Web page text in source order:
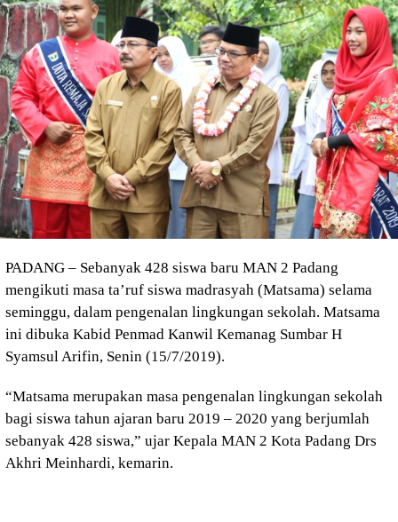
PADANG – Sebanyak 428 siswa baru MAN 2 Padang
mengikuti masa ta’ruf siswa madrasyah (Matsama) selama
seminggu, dalam pengenalan lingkungan sekolah. Matsama
ini dibuka Kabid Penmad Kanwil Kemanag Sumbar H
Syamsul Arifin, Senin (15/7/2019).
“Matsama merupakan masa pengenalan lingkungan sekolah
bagi siswa tahun ajaran baru 2019 – 2020 yang berjumlah
sebanyak 428 siswa,” ujar Kepala MAN 2 Kota Padang Drs
Akhri Meinhardi, kemarin.